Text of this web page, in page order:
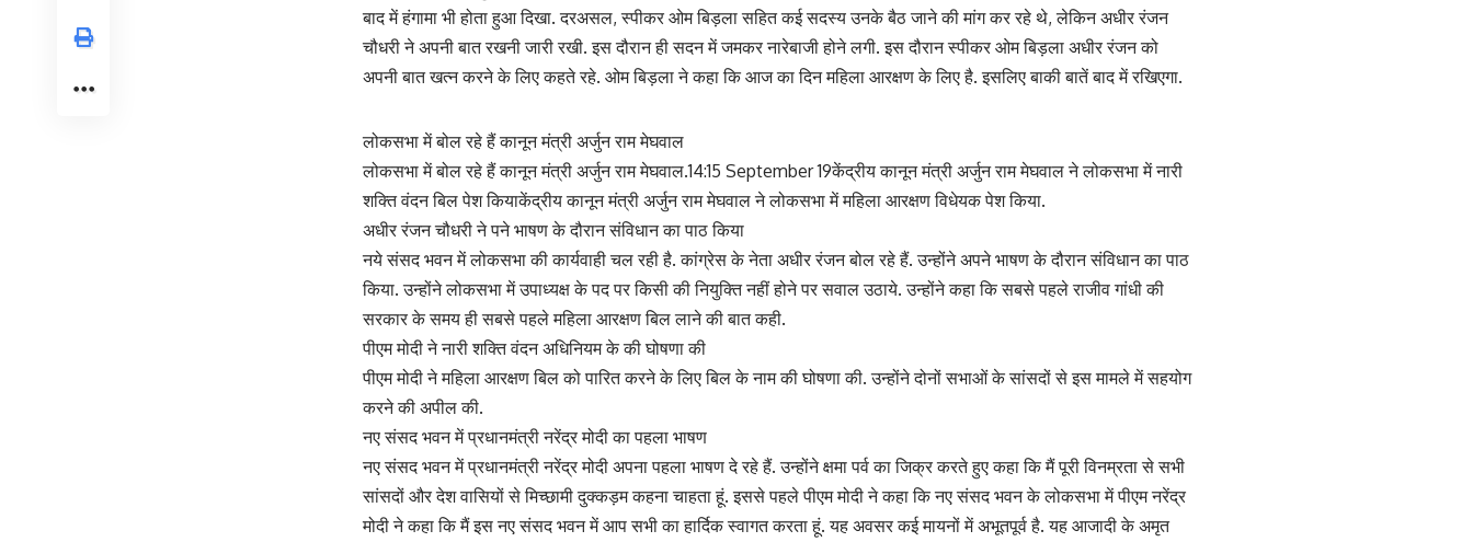
बाद में हंगामा भी होता हुआ दिखा. दरअसल, स्पीकर ओम बिड़ला सहित कई सदस्य उनके बैठ जाने की मांग कर रहे थे, लेकिन अधीर रंजन
चौधरी ने अपनी बात रखनी जारी रखी. इस दौरान ही सदन में जमकर नारेबाजी होने लगी. इस दौरान स्पीकर ओम बिड़ला अधीर रंजन को
अपनी बात खत्न करने के लिए कहते रहे. ओम बिड़ला ने कहा कि आज का दिन महिला आरक्षण के लिए है. इसलिए बाकी बातें बाद में रखिएगा.
लोकसभा में बोल रहे हैं कानून मंत्री अर्जुन राम मेघवाल
लोकसभा में बोल रहे हैं कानून मंत्री अर्जुन राम मेघवाल.14:15 September 19केंद्रीय कानून मंत्री अर्जुन राम मेघवाल ने लोकसभा में नारी
शक्ति वंदन बिल पेश कियाकेंद्रीय कानून मंत्री अर्जुन राम मेघवाल ने लोकसभा में महिला आरक्षण विधेयक पेश किया.
अधीर रंजन चौधरी ने पने भाषण के दौरान संविधान का पाठ किया
नये संसद भवन में लोकसभा की कार्यवाही चल रही है. कांग्रेस के नेता अधीर रंजन बोल रहे हैं. उन्होंने अपने भाषण के दौरान संविधान का पाठ
किया. उन्होंने लोकसभा में उपाध्यक्ष के पद पर किसी की नियुक्ति नहीं होने पर सवाल उठाये. उन्होंने कहा कि सबसे पहले राजीव गांधी की
सरकार के समय ही सबसे पहले महिला आरक्षण बिल लाने की बात कही.
पीएम मोदी ने नारी शक्ति वंदन अधिनियम के की घोषणा की
पीएम मोदी ने महिला आरक्षण बिल को पारित करने के लिए बिल के नाम की घोषणा की. उन्होंने दोनों सभाओं के सांसदों से इस मामले में सहयोग
करने की अपील की.
नए संसद भवन में प्रधानमंत्री नरेंद्र मोदी का पहला भाषण
नए संसद भवन में प्रधानमंत्री नरेंद्र मोदी अपना पहला भाषण दे रहे हैं. उन्होंने क्षमा पर्व का जिक्र करते हुए कहा कि मैं पूरी विनम्रता से सभी
सांसदों और देश वासियों से मिच्छामी दुक्कड़म कहना चाहता हूं. इससे पहले पीएम मोदी ने कहा कि नए संसद भवन के लोकसभा में पीएम नरेंद्र
मोदी ने कहा कि मैं इस नए संसद भवन में आप सभी का हार्दिक स्वागत करता हूं. यह अवसर कई मायनों में अभूतपूर्व है. यह आजादी के अमृत